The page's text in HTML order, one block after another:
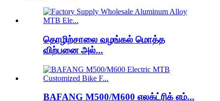
தொழிற்சாலை வழங்கல் மொத்த
விற்பனை அல்...
BAFANG M500/M600 எலக்ட்ரிக் எம்...